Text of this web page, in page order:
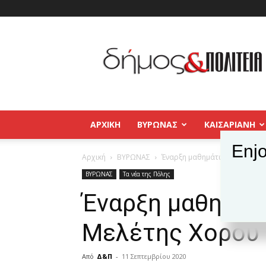
και
Πολιτεία
Βύρωνας
–
Παγκράτι
ΑΡΧΙΚΉ ΒΥΡΩΝΑΣ ΚΑΙΣΑΡΙΑΝΗ
Αρχική ΒΥΡΩΝΑΣ Έναρξη μαθημάτων στο
ΒΥΡΩΝΑΣ Τα νέα της Πόλης
Έναρξη
Μελέτης Χορού
Από Δ&Π - 11 Σεπτεμβρίου 2020